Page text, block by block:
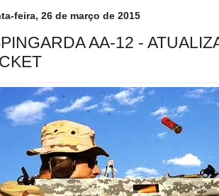
feira, 26 de março de 2015
AA-12 -